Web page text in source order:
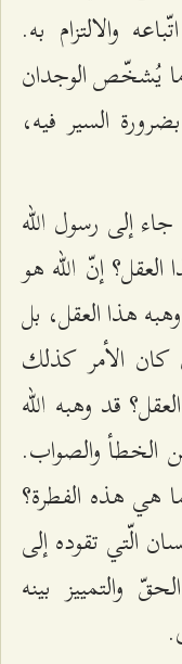
والالتزام به.
يُشخّص الوجدان
السير فيه،
إلى رسول الله
إنّ الله هو
هذا العقل، بل
الأمر كذلك
قد وهبه الله
الخطأ والصواب.
هي هذه الفطرة؟
الّتي تقوده إلى
والتمييز بينه